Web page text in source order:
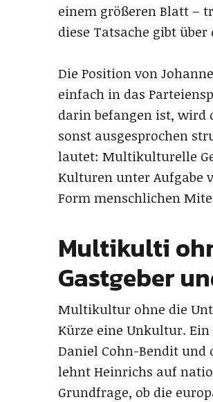
einem größeren Blatt –
diese Tatsache gibt
Die Position von
einfach in das
darin befangen ist, wird
sonst ausgesprochen
lautet: Multikulturelle
Kulturen unter Aufgabe
Form menschlichen
Multikulti
Gastgeber
Multikultur ohne die
Kürze eine Unkultur.
Daniel Cohn-Bendit
lehnt Heinrichs auf
Grundfrage, ob die